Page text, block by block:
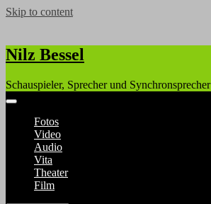
Skip to content
Nilz Bessel
Schauspieler, Sprecher und Synchronsprecher
Fotos
Video
Audio
Vita
Theater
Film